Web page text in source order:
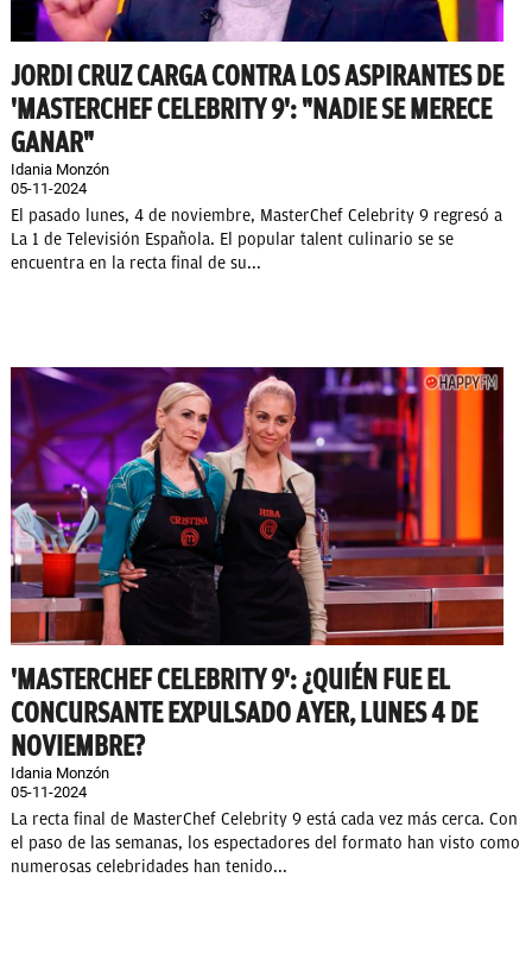
JORDI CRUZ CARGA CONTRA LOS ASPIRANTES DE
'MASTERCHEF CELEBRITY 9': "NADIE SE MERECE
GANAR"
Idania Monzón
05-11-2024
El pasado lunes, 4 de noviembre, MasterChef Celebrity 9 regresó a
La 1 de Televisión Española. El popular talent culinario se se
encuentra en la recta final de su...
'MASTERCHEF CELEBRITY 9': ¿QUIÉN FUE EL
CONCURSANTE EXPULSADO AYER, LUNES 4 DE
NOVIEMBRE?
Idania Monzón
05-11-2024
La recta final de MasterChef Celebrity 9 está cada vez más cerca. Con
el paso de las semanas, los espectadores del formato han visto como
numerosas celebridades han tenido...